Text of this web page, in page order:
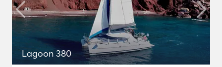
Lagoon 380